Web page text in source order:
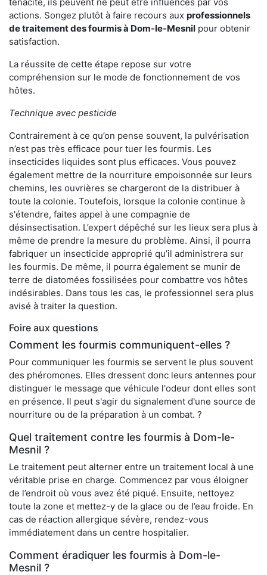
actions. Songez plutôt à faire recours aux professionnels
de traitement des fourmis à Dom-le-Mesnil pour obtenir
satisfaction.
La réussite de cette étape repose sur votre
compréhension sur le mode de fonctionnement de vos
hôtes.
Technique avec pesticide
Contrairement à ce qu’on pense souvent, la pulvérisation
n’est pas très efficace pour tuer les fourmis. Les
insecticides liquides sont plus efficaces. Vous pouvez
également mettre de la nourriture empoisonnée sur leurs
chemins, les ouvrières se chargeront de la distribuer à
toute la colonie. Toutefois, lorsque la colonie continue à
s'étendre, faites appel à une compagnie de
désinsectisation. L’expert dépêché sur les lieux sera plus à
même de prendre la mesure du problème. Ainsi, il pourra
fabriquer un insecticide approprié qu’il administrera sur
les fourmis. De même, il pourra également se munir de
terre de diatomées fossilisées pour combattre vos hôtes
indésirables. Dans tous les cas, le professionnel sera plus
avisé à traiter la question.
Foire aux questions
Comment les fourmis communiquent-elles ?
Pour communiquer les fourmis se servent le plus souvent
des phéromones. Elles dressent donc leurs antennes pour
distinguer le message que véhicule l'odeur dont elles sont
en présence. Il peut s'agir du signalement d'une source de
nourriture ou de la préparation à un combat. ?
Quel traitement contre les fourmis à Dom-le-
Mesnil ?
Le traitement peut alterner entre un traitement local à une
véritable prise en charge. Commencez par vous éloigner
de l’endroit où vous avez été piqué. Ensuite, nettoyez
toute la zone et mettez-y de la glace ou de l’eau froide. En
cas de réaction allergique sévère, rendez-vous
immédiatement dans un centre hospitalier.
Comment éradiquer les fourmis à Dom-le-
Mesnil ?